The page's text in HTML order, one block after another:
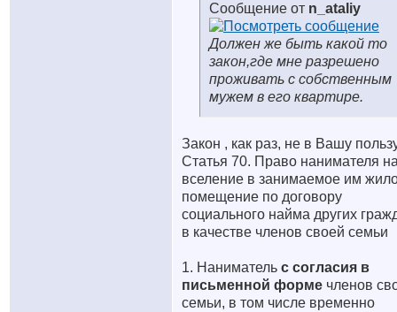
Сообщение от n_ataliy
Должен же быть какой то
закон,где мне разрешено
проживать с собственным
мужем в его квартире.
Закон , как раз, не в Вашу
Статья 70. Право нанимателя
вселение в занимаемое им
помещение по договору
социального найма других
в качестве членов своей семьи
1. Наниматель с согласия в
письменной форме членов
семьи, в том числе временно